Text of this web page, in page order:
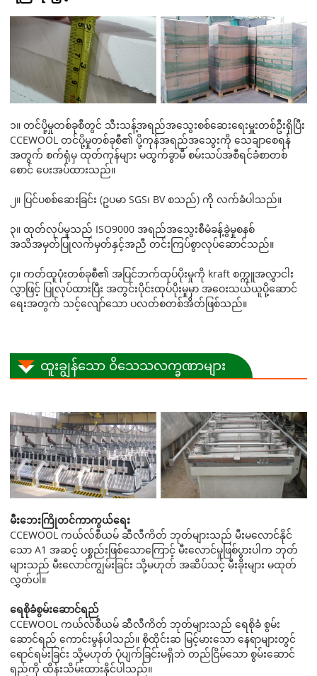
၁။ တင်ပို့မှုတစ်ခုစီတွင် သီးသန့်အရည်အသွေးစစ်ဆေးရေးမှူးတစ်ဦးရှိပြီး
CCEWOOL တင်ပို့မှုတစ်ခုစီ၏ ပို့ကုန်အရည်အသွေးကို သေချာစေရန်
အတွက် စက်ရုံမှ ထုတ်ကုန်များ မထွက်ခွာမီ စမ်းသပ်အစီရင်ခံစာတစ်
စောင် ပေးအပ်ထားသည်။
၂။ ပြင်ပစစ်ဆေးခြင်း (ဥပမာ SGS၊ BV စသည်) ကို လက်ခံပါသည်။
၃။ ထုတ်လုပ်မှုသည် ISO9000 အရည်အသွေးစီမံခန့်ခွဲမှုစနစ်
အသိအမှတ်ပြုလက်မှတ်နှင့်အညီ တင်းကြပ်စွာလုပ်ဆောင်သည်။
၄။ ကတ်ထူပုံးတစ်ခုစီ၏ အပြင်ဘက်ထုပ်ပိုးမှုကို kraft စက္ကူအလွှာငါး
လွှာဖြင့် ပြုလုပ်ထားပြီး အတွင်းပိုင်းထုပ်ပိုးမှုမှာ အဝေးသယ်ယူပို့ဆောင်
ရေးအတွက် သင့်လျော်သော ပလတ်စတစ်အိတ်ဖြစ်သည်။
ထူးချွန်သော ဝိသေသလက္ခဏာများ
မီးဘေးကြိုတင်ကာကွယ်ရေး
CCEWOOL ကယ်လ်စီယမ် ဆီလီကိတ် ဘုတ်များသည် မီးမလောင်နိုင်
သော A1 အဆင့် ပစ္စည်းဖြစ်သောကြောင့် မီးလောင်မှုဖြစ်ပွားပါက ဘုတ်
များသည် မီးလောင်ကျွမ်းခြင်း သို့မဟုတ် အဆိပ်သင့် မီးခိုးများ မထုတ်
လွှတ်ပါ။
ရေစိုခံစွမ်းဆောင်ရည်
CCEWOOL ကယ်လ်စီယမ် ဆီလီကိတ် ဘုတ်များသည် ရေစိုခံ စွမ်း
ဆောင်ရည် ကောင်းမွန်ပါသည်။ စိုထိုင်းဆ မြင့်မားသော နေရာများတွင်
ရောင်ရမ်းခြင်း သို့မဟုတ် ပုံပျက်ခြင်းမရှိဘဲ တည်ငြိမ်သော စွမ်းဆောင်
ရည်ကို ထိန်းသိမ်းထားနိုင်ပါသည်။